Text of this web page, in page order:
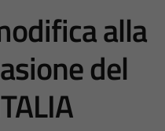
alla
del